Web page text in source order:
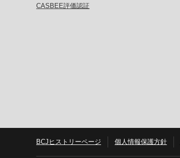
CASBEE評価認証
BCJヒストリーページ 個人情報保護方針